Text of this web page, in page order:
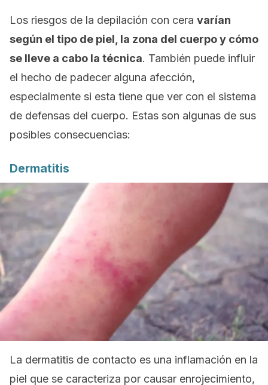
Los riesgos de la depilación con cera varían
según el tipo de piel, la zona del cuerpo y cómo
se lleve a cabo la técnica. También puede influir
el hecho de padecer alguna afección,
especialmente si esta tiene que ver con el sistema
de defensas del cuerpo. Estas son algunas de sus
posibles consecuencias:
Dermatitis
La dermatitis de contacto es una inflamación en la
piel que se caracteriza por causar enrojecimiento,